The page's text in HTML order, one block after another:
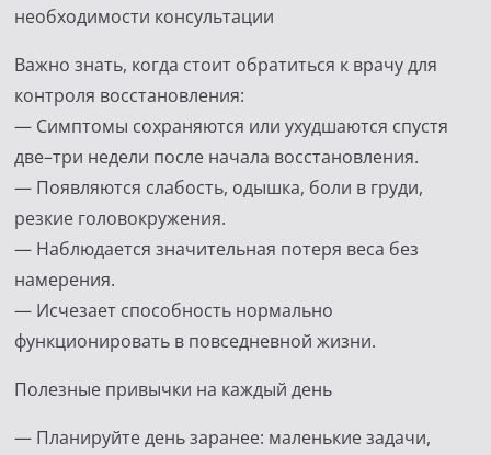
необходимости консультации
Важно знать, когда стоит обратиться к врачу для
контроля восстановления:
— Симптомы сохраняются или ухудшаются спустя
две–три недели после начала восстановления.
— Появляются слабость, одышка, боли в груди,
резкие головокружения.
— Наблюдается значительная потеря веса без
намерения.
— Исчезает способность нормально
функционировать в повседневной жизни.
Полезные привычки на каждый день
— Планируйте день заранее: маленькие задачи,